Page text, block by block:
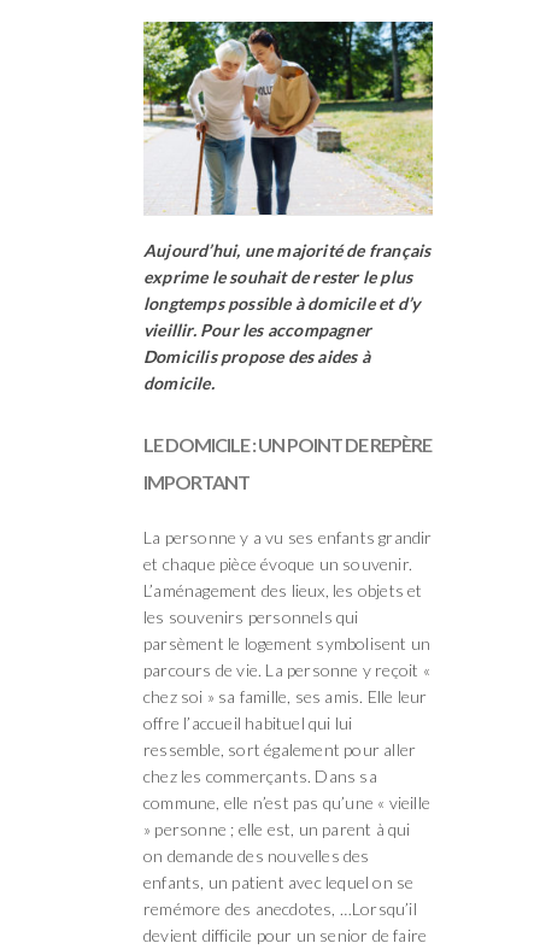
Aujourd’hui, une majorité de français
exprime le souhait de rester le plus
longtemps possible à domicile et d’y
vieillir. Pour les accompagner
Domicilis propose des aides à
domicile.
LE DOMICILE : UN POINT DE REPÈRE
IMPORTANT
La personne y a vu ses enfants grandir
et chaque pièce évoque un souvenir.
L’aménagement des lieux, les objets et
les souvenirs personnels qui
parsèment le logement symbolisent un
parcours de vie. La personne y reçoit «
chez soi » sa famille, ses amis. Elle leur
offre l’accueil habituel qui lui
ressemble, sort également pour aller
chez les commerçants. Dans sa
commune, elle n’est pas qu’une « vieille
» personne ; elle est, un parent à qui
on demande des nouvelles des
enfants, un patient avec lequel on se
remémore des anecdotes, …Lorsqu’il
devient difficile pour un senior de faire